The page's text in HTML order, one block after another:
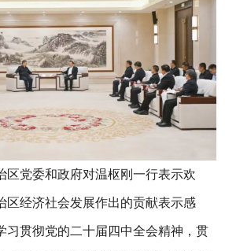
区党委和政府对温枢刚一行表示欢
区经济社会发展作出的贡献表示感
习贯彻党的二十届四中全会精神，贯